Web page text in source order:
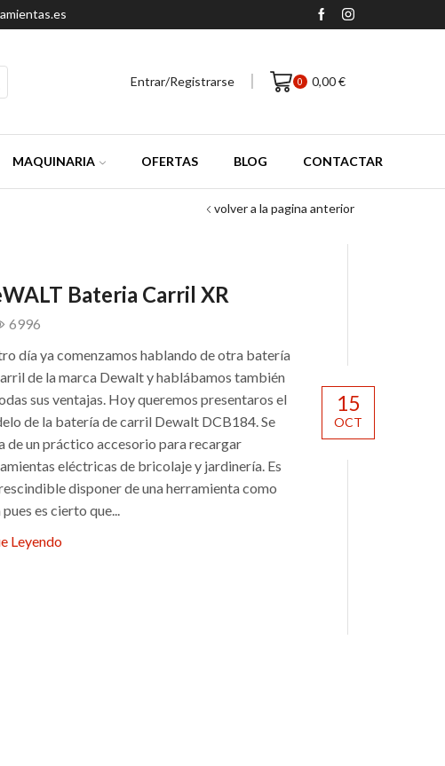
Entrar/Registrarse 0 0,00€
MAQUINARIA OFERTAS BLOG CONTACTAR
volver a la pagina anterior
Bateria Carril XR
6996
día ya comenzamos hablando de otra batería
de la marca Dewalt y hablábamos también
sus ventajas. Hoy queremos presentaros el
de la batería de carril Dewalt DCB184. Se
de un práctico accesorio para recargar
eléctricas de bricolaje y jardinería. Es
disponer de una herramienta como
es cierto que...
Leyendo
15
OCT